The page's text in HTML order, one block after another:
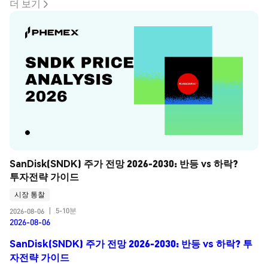
더 보기
SanDisk(SNDK) 주가 전망 2026-2030: 반등 vs 하락?
투자전략 가이드
시장 통찰
2026-08-06
5-10분
2026-08-06
SanDisk(SNDK) 주가 전망 2026-2030: 반등 vs 하락? 투
자전략 가이드